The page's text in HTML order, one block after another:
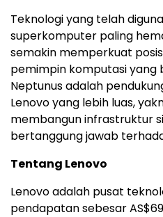
Teknologi yang telah
superkomputer paling
semakin memperkuat
pemimpin komputasi yang
Neptunus adalah
Lenovo yang lebih luas,
membangun infrastruktur
bertanggung jawab
Tentang Lenovo
Lenovo adalah pusat
pendapatan sebesar